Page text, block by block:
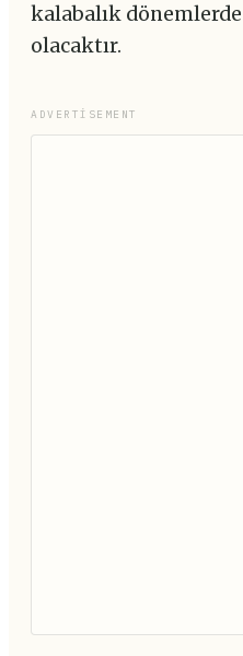
kalabalık
olacaktır.
ADVERTISEMENT